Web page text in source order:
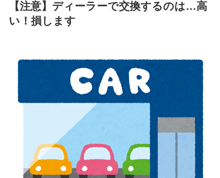
【注意】ディーラーで交換するのは…高
い！損します